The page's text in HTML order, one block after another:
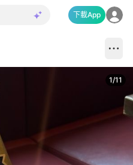
下載App
1/11